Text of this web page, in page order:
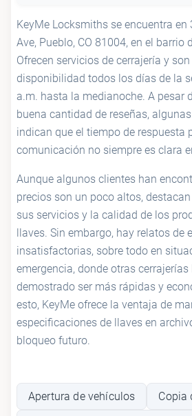
KeyMe Locksmiths se encuentra en
Ave, Pueblo, CO 81004, en el barrio
Ofrecen servicios de cerrajería y
disponibilidad todos los días de la
a.m. hasta la medianoche. A pesar
buena cantidad de reseñas,
indican que el tiempo de respuesta
comunicación no siempre es clara
Aunque algunos clientes han
precios son un poco altos,
sus servicios y la calidad de los
llaves. Sin embargo, hay relatos de
insatisfactorias, sobre todo en
emergencia, donde otras
demostrado ser más rápidas y
esto, KeyMe ofrece la ventaja de
especificaciones de llaves en
bloqueo futuro.
Apertura de vehículos Copia